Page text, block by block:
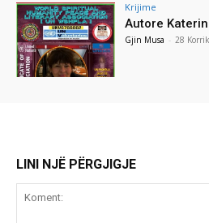
Krijime
Autore
Gjin Musa - 28
LINI NJË PËRGJIGJE